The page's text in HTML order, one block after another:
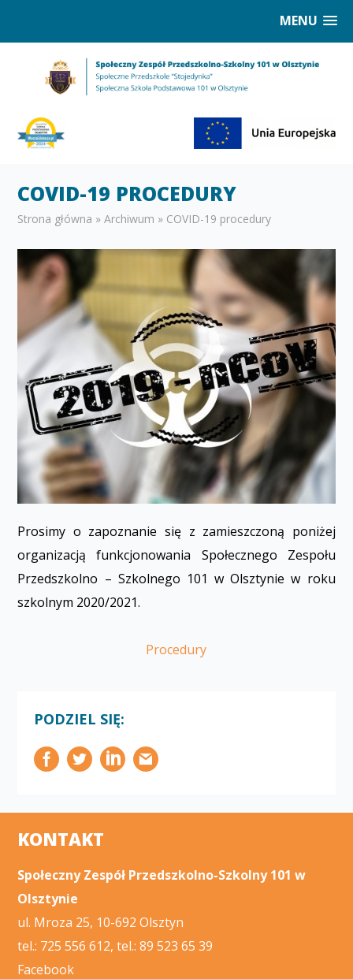
MENU
COVID-19 PROCEDURY
Strona główna »Archiwum » COVID-19 procedury
Prosimy o zapoznanie się z zamieszczoną poniżej
organizacją funkcjonowania Społecznego Zespołu
Przedszkolno – Szkolnego 101 w Olsztynie w roku
szkolnym 2020/2021.
Procedury
PODZIEL SIĘ:
KONTAKT
Społeczny Zespół Przedszkolno-Szkolny 101 w
Olsztynie
ul. Mroza 25, 10-692 Olsztyn
tel.: 725 556 612, tel.: 89 523 65 39
Facebook